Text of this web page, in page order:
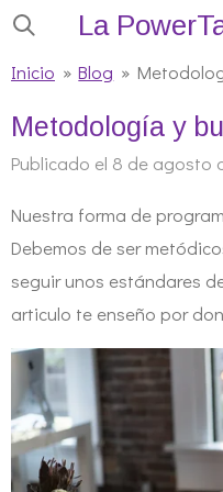
Ir
principal
La
Inicio » Blog »
Metodología y
Publicado el 8 de agosto
Nuestra forma de
Debemos de ser
seguir unos estándares
articulo te enseño por